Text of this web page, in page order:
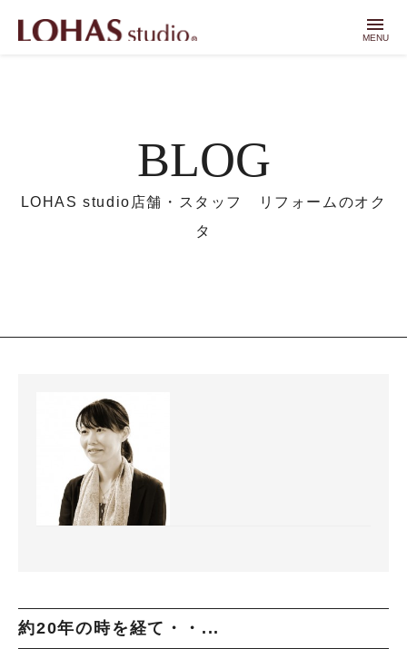
menu
MENU
BLOG
LOHAS studio店舗・スタッフ リフォームのオク
タ
約20年の時を経て・・...